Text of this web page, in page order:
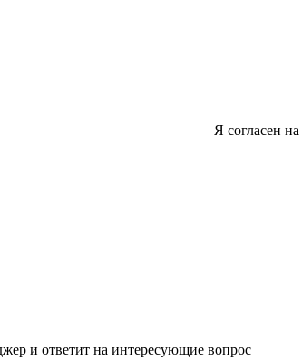
Я согласен на
и ответит на интересующие вопрос